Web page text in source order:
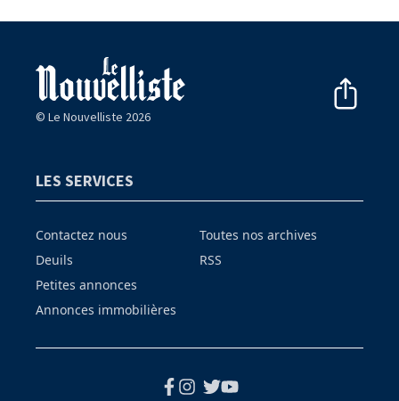
© Le Nouvelliste 2026
LES SERVICES
Contactez nous
Deuils
Petites annonces
Annonces immobilières
Toutes nos archives
RSS